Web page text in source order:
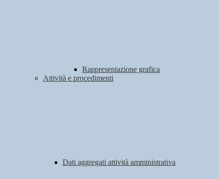
Rappresentazione grafica
Attività e procedimenti
Dati aggregati attività amministrativa